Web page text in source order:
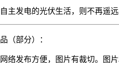
主发电的光伏生活，则不再遥远
（部分）：
络发布方便，图片有裁切。图